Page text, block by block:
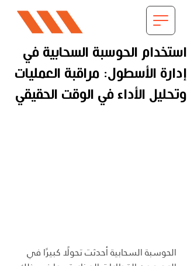
استخدام الحوسبة السحابية في
إدارة الأسطول: مراقبة العمليات
وتحليل الأداء في الوقت الحقيقي
الحوسبة السحابية أحدثت تحولًا كبيرًا في